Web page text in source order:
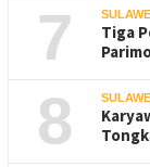
7
Tiga
8